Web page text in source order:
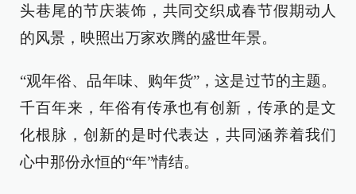
头巷尾的节庆装饰，共同交织成春节假期动人
的风景，映照出万家欢腾的盛世年景。
“观年俗、品年味、购年货”，这是过节的主题。
千百年来，年俗有传承也有创新，传承的是文
化根脉，创新的是时代表达，共同涵养着我们
心中那份永恒的“年”情结。